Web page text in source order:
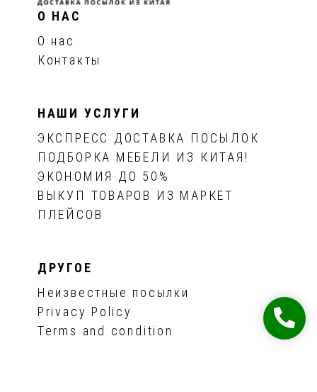
О НАС
О нас
Контакты
НАШИ УСЛУГИ
ЭКСПРЕСС ДОСТАВКА ПОСЫЛОК
ПОДБОРКА МЕБЕЛИ ИЗ КИТАЯ!
ЭКОНОМИЯ ДО 50%
ВЫКУП ТОВАРОВ ИЗ МАРКЕТ
ПЛЕЙСОВ
ДРУГОЕ
Неизвестные посылки
Privacy Policy
Terms and condition